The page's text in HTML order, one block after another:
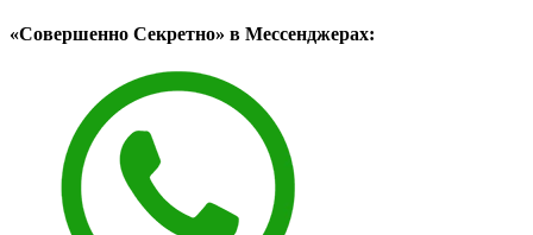
«Совершенно Секретно» в Мессенджерах: